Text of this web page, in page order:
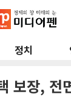
정치
보장, 전